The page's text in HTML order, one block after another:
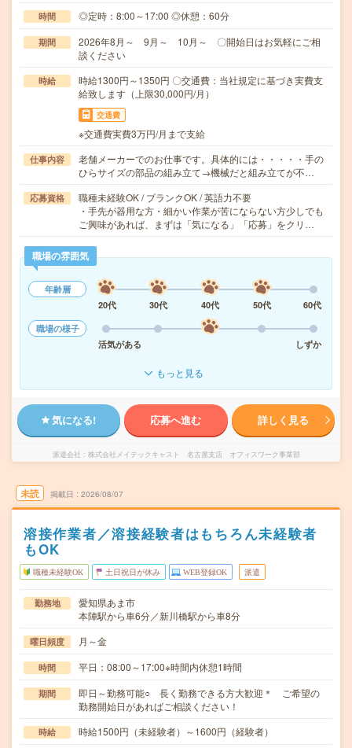
時間 ◎定時：8:00～17:00 ◎休憩：60分
期間
2026年8月～ 9月～ 10月～ 〇開始日はお気軽にご相
談ください
時給
時給1300円～1350円 〇交通費：当社規定に基づき実費支
給致します（上限30,000円/月）
交通費
※交通費実費3万円/月まで支給
仕事内容
老舗メーカーでのお仕事です。具体的には・・・・・手の
ひらサイズの部品の組み立て→機械だと組み立てが不…
応募資格
職種未経験OK / ブランクOK / 英語力不要
・手先が器用な方・細かい作業が苦にならない方少しでも
ご興味があれば、まずは「気になる」「応募」をクリ…
職場の雰囲気
年齢層
20代
30代 40代 50代
60代
職場の様子
活気がある
しずか
もっと見る
気になる! 応募へ進む 詳しく見る
派遣会社 株式会社メイテックキャスト 名古屋支店 オフィスワーク事業部
未読 掲載日 2026/08/07
溶接作業者／溶接経験者はもちろん未経験者
もOK
職種未経験OK 土日祝日が休み WEB登録OK 派遣
勤務地
愛知県あま市
本陣駅から車6分／新川橋駅から車8分
曜日頻度 月～金
時間 平日：08:00～17:00※時間内休憩1時間
期間
即日～勤務可能○ 長く勤務できる方大歓迎＊ ご希望の
勤務開始日があればご相談ください！
時給 時給1500円（未経験者）～1600円（経験者）